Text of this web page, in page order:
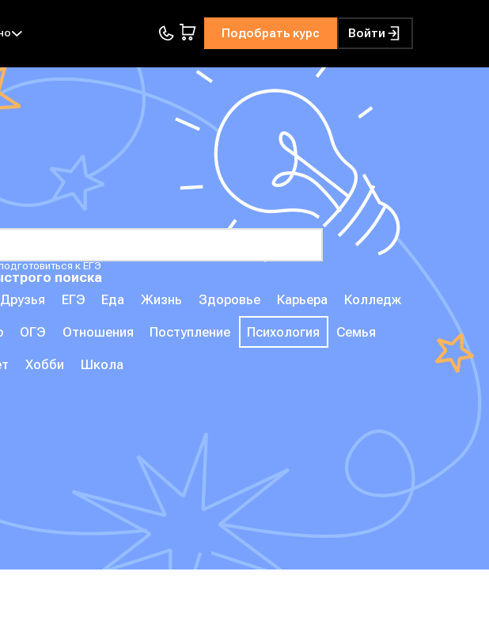
Подобрать курс Войти
к ЕГЭ
поиска
Друзья ЕГЭ Еда Жизнь Здоровье Карьера Колледж
ОГЭ Отношения Поступление Психология Семья
Хобби Школа